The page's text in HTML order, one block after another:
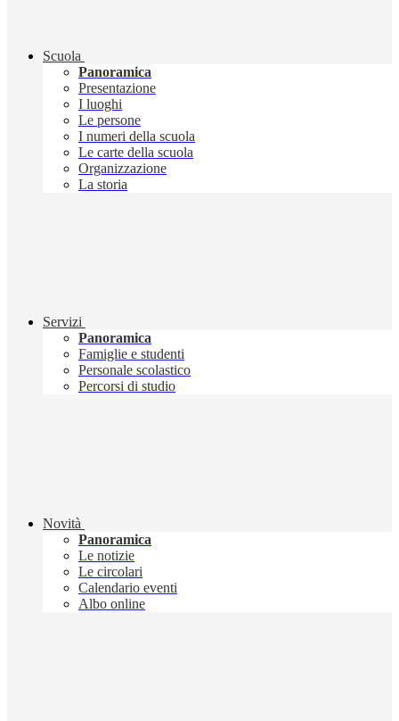
Scuola
Panoramica
Presentazione
I luoghi
Le persone
I numeri della scuola
Le carte della scuola
Organizzazione
La storia
Servizi
Panoramica
Famiglie e studenti
Personale scolastico
Percorsi di studio
Novità
Panoramica
Le notizie
Le circolari
Calendario eventi
Albo online